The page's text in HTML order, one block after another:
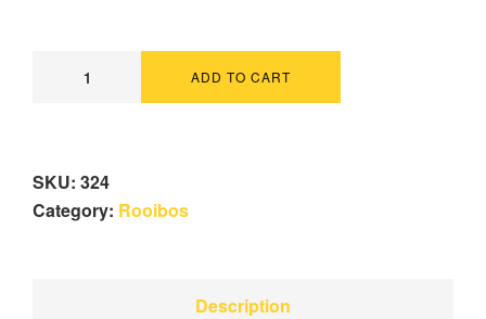
ADD TO CART
SKU: 324
Category: Rooibos
Description